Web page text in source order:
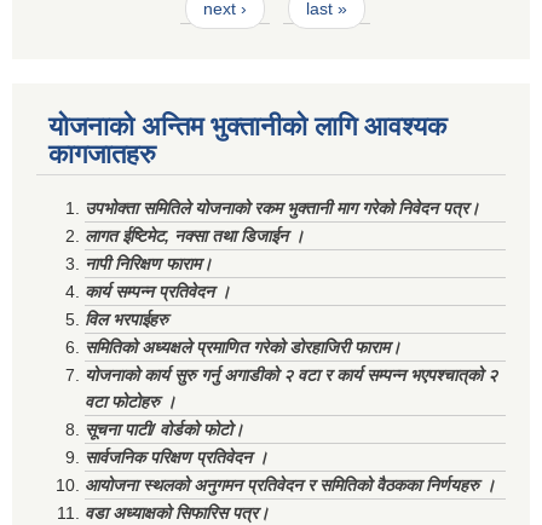
next › last »
योजनाको अन्तिम भुक्तानीको लागि आवश्यक
कागजातहरु
उपभोक्ता समितिले योजनाको रकम भुक्तानी माग गरेको निवेदन पत्र।
लागत ईष्टिमेट, नक्सा तथा डिजाईन ।
नापी निरिक्षण फाराम।
कार्य सम्पन्न प्रतिवेदन ।
विल भरपाईहरु
समितिको अध्यक्षले प्रमाणित गरेको डोरहाजिरी फाराम।
योजनाको कार्य सुरु गर्नु अगाडीको २ वटा र कार्य सम्पन्न भएपश्चात्‌को २
वटा फोटोहरु ।
सूचना पाटी/ वोर्डको फोटो।
सार्वजनिक परिक्षण प्रतिवेदन ।
आयोजना स्थलको अनुगमन प्रतिवेदन र समितिको वैठकका निर्णयहरु ।
वडा अध्याक्षको सिफारिस पत्र।